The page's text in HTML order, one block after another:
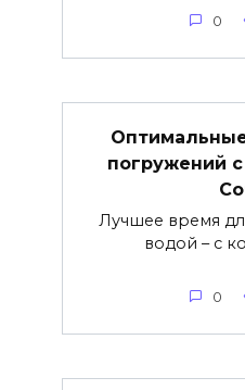
0
погружений
Лучшее время
водой – с
0